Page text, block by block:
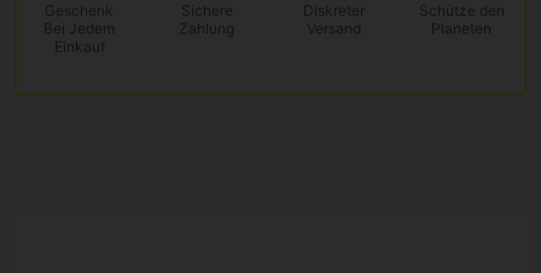
Geschenk
Bei Jedem
Einkauf
Sichere
Zahlung
Diskreter
Versand
Schütze den
Planeten